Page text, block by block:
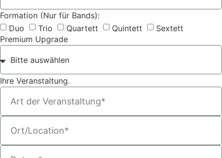
Formation (Nur für Bands):
Duo
Trio Quartett Quintett
Sextett
Premium Upgrade
Ihre Veranstaltung.